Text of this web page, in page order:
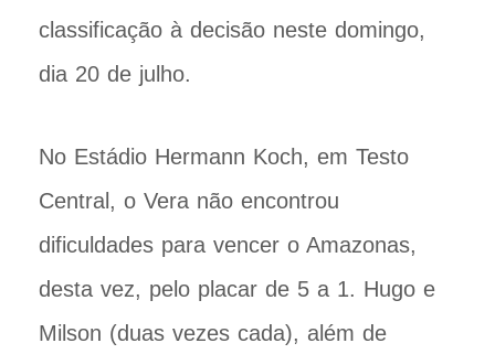
classificação à decisão neste domingo,
dia 20 de julho.
No Estádio Hermann Koch, em Testo
Central, o Vera não encontrou
dificuldades para vencer o Amazonas,
desta vez, pelo placar de 5 a 1. Hugo e
Milson (duas vezes cada), além de